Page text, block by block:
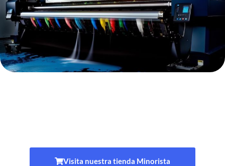
Visita nuestra tienda Minorista